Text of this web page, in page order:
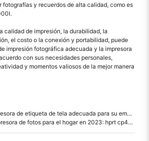
fotografías y recuerdos de alta calidad, como es
calidad de impresión, la durabilidad, la
el costo o la conexión y portabilidad, puede
impresión fotográfica adecuada y la impresora
con sus necesidades personales,
y momentos valiosos de la mejor manera
de etiqueta de tela adecuada para su empresa de ropa bricolaje
de fotos para el hogar en 2023: hprt cp4000l